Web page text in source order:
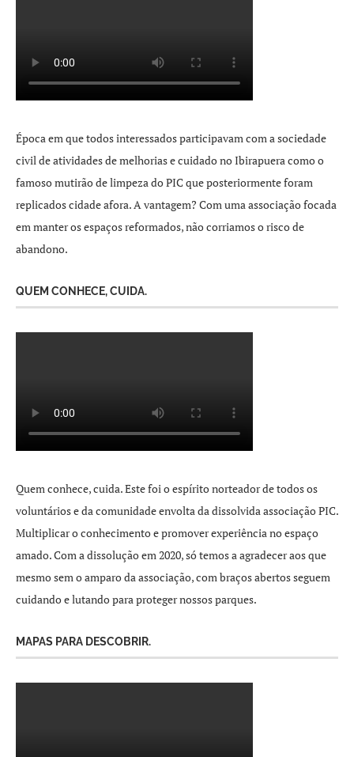
Época em que todos interessados participavam com a sociedade
civil de atividades de melhorias e cuidado no Ibirapuera como o
famoso mutirão de limpeza do PIC que posteriormente foram
replicados cidade afora. A vantagem? Com uma associação focada
em manter os espaços reformados, não corriamos o risco de
abandono.
QUEM CONHECE, CUIDA.
Quem conhece, cuida. Este foi o espírito norteador de todos os
voluntários e da comunidade envolta da dissolvida associação PIC.
Multiplicar o conhecimento e promover experiência no espaço
amado. Com a dissolução em 2020, só temos a agradecer aos que
mesmo sem o amparo da associação, com braços abertos seguem
cuidando e lutando para proteger nossos parques.
MAPAS PARA DESCOBRIR.